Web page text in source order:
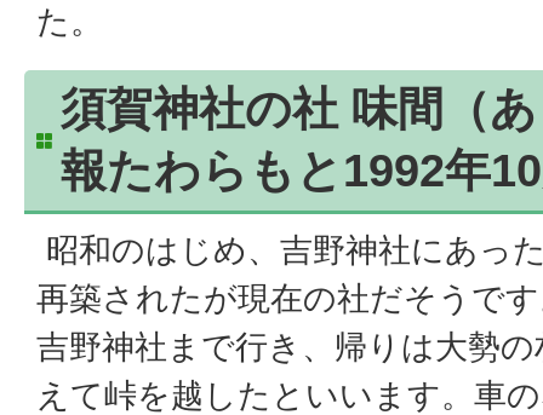
た。
須賀神社の社 味間（
報たわらもと1992年
昭和のはじめ、吉野神社にあっ
再築されたが現在の社だそうで
吉野神社まで行き、帰りは大勢
えて峠を越したといいます。車